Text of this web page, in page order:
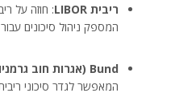
ריבית LIBOR
: חוזה על
המספק ניהול סיכונים
Bund (אגרות חוב גרמניות)
המאפשר לגדר סיכוני